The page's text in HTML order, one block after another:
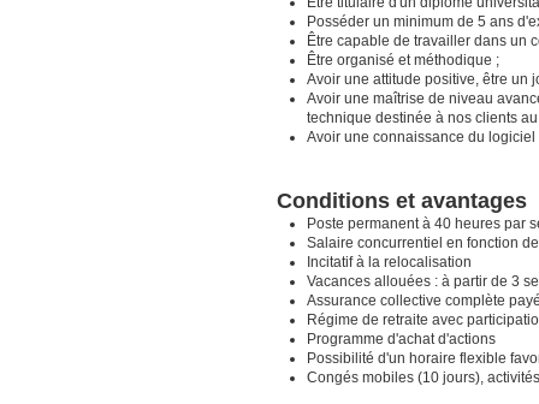
Posséder un minimum de 5 ans
Être capable de travailler dans un
Être organisé et méthodique ;
Avoir une attitude positive, être un
Avoir une maîtrise de niveau
technique destinée à nos clients
Avoir une connaissance du logiciel
Conditions et avantages
Poste permanent à 40 heures par
Salaire concurrentiel en fonction
Incitatif à la relocalisation
Vacances allouées : à partir de 3
Assurance collective complète
Régime de retraite avec
Programme d'achat d'actions
Possibilité d'un horaire flexible
Congés mobiles (10 jours),